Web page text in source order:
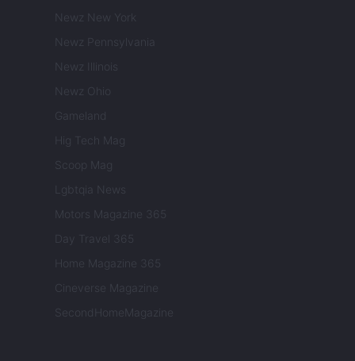
Newz New York
Newz Pennsylvania
Newz Illinois
Newz Ohio
Gameland
Hig Tech Mag
Scoop Mag
Lgbtqia News
Motors Magazine 365
Day Travel 365
Home Magazine 365
Cineverse Magazine
SecondHomeMagazine